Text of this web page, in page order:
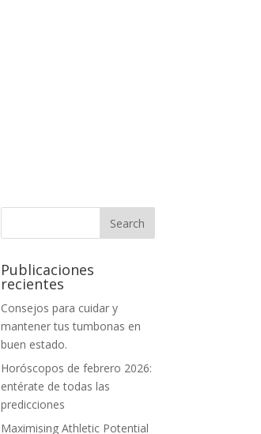
Publicaciones
recientes
Consejos para cuidar y
mantener tus tumbonas en
buen estado.
Horóscopos de febrero 2026:
entérate de todas las
predicciones
Maximising Athletic Potential